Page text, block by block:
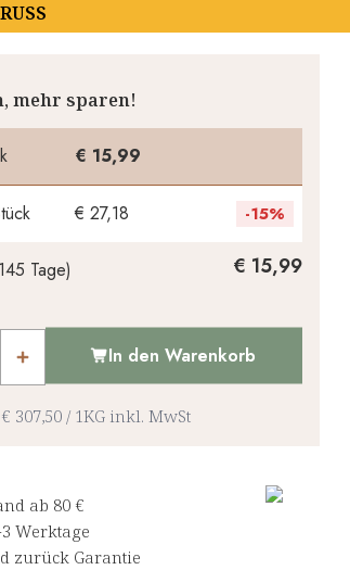
mehr sparen!
€ 15,99
€ 27,18 -15%
Ihr persönlicher Rabatt
Tage)
€ 15,99
In den Warenkorb
€ 307,50 / 1KG inkl. MwSt
ab 80 €
Werktage
zurück Garantie